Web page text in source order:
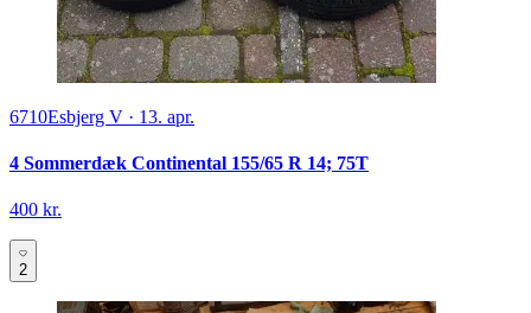
6710Esbjerg V · 13. apr.
4 Sommerdæk Continental 155/65 R 14; 75T
400 kr.
2